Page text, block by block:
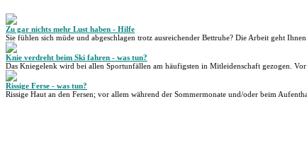
Zu gar nichts mehr Lust haben - Hilfe
Sie fühlen sich müde und abgeschlagen trotz ausreichender Bettruhe? Die Arbeit geht Ihnen
Knie verdreht beim Ski fahren - was tun?
Das Kniegelenk wird bei allen Sportunfällen am häufigsten in Mitleidenschaft gezogen. Vor
Rissige Ferse - was tun?
Rissige Haut an den Fersen; vor allem während der Sommermonate und/oder beim